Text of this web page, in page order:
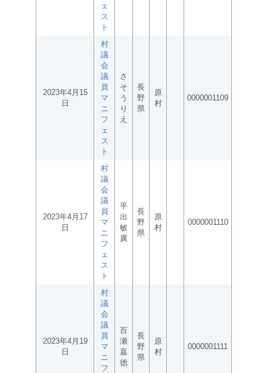
ェ
ス
ト
2023年4月15
日
村
議
会
議
員
マ
ニ
フ
ェ
ス
ト
さ
そ
う
り
え
長
野
県
原
村
0000001109
2023年4月17
日
村
議
会
議
員
マ
ニ
フ
ェ
ス
ト
平
出
敏
廣
長
野
県
原
村
0000001110
2023年4月19
日
村
議
会
議
員
マ
ニ
フ
百
瀬
嘉
徳
長
野
県
原
村
0000001111